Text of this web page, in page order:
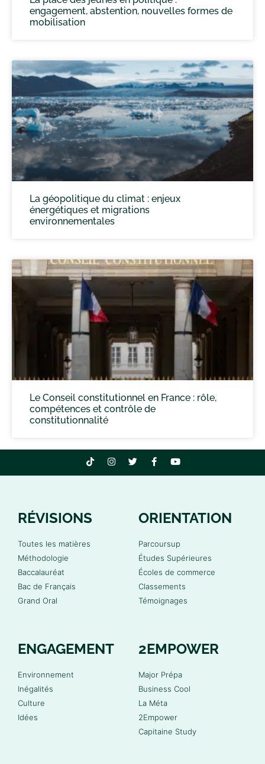
engagement, abstention, nouvelles formes de
mobilisation
La géopolitique du climat : enjeux
énergétiques et migrations
environnementales
Le Conseil constitutionnel en France : rôle,
compétences et contrôle de
constitutionnalité
RÉVISIONS
Toutes les matières
Méthodologie
Baccalauréat
Bac de Français
Grand Oral
ORIENTATION
Parcoursup
Études Supérieures
Écoles de commerce
Classements
Témoignages
ENGAGEMENT
Environnement
Inégalités
Culture
Idées
2EMPOWER
Major Prépa
Business Cool
La Méta
2Empower
Capitaine Study